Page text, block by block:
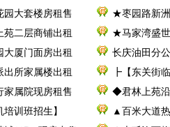
大套楼房租售
★枣园路新
二层商铺出租
★马家湾盛
厦门面房出租
长庆油田分
出所家属楼出租
┣【东关街
属院现房租售
◆君林上苑
培训班招生】
▲百米大道